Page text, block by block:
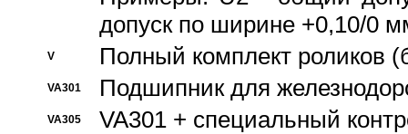
допуск по ширине +0,10/0
V Полный комплект роликов
VA301 Подшипник для
VA305 VA301 + специальный